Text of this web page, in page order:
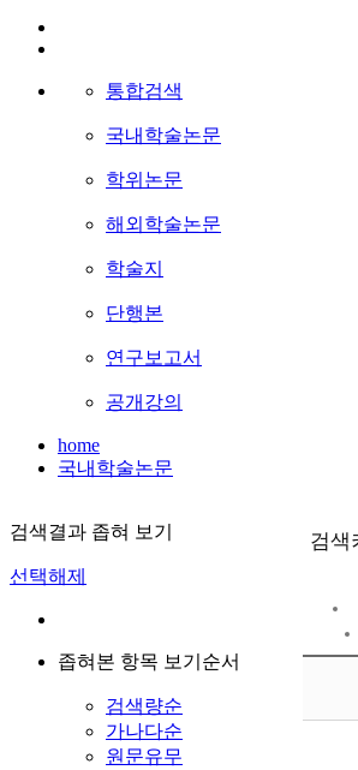
통합검색
국내학술논문
학위논문
해외학술논문
학술지
단행본
연구보고서
공개강의
home
국내학술논문
검색결과 좁혀 보기
선택해제
좁혀본 항목 보기순서
검색량순
가나다순
원문유무
검색